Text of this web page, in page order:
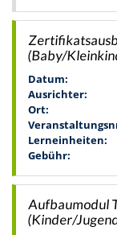
(Baby/
Datum:
Ausrichter:
Ort:
Lerneinheiten:
Gebühr:
Aufbaumodul
(Kinder/